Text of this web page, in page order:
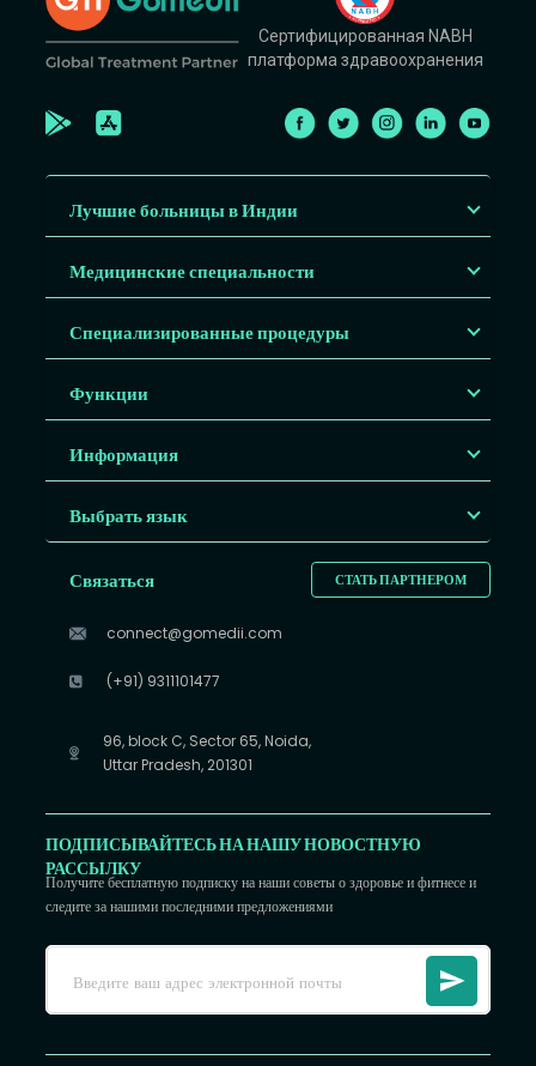
Сертифицированная NABH
платформа здравоохранения
Лучшие больницы в Индии
Медицинские специальности
Специализированные процедуры
Функции
Информация
Выбрать язык
СТАТЬ ПАРТНЕРОМ
Связаться
connect@gomedii.com
(+91) 9311101477
96, block C, Sector 65, Noida,
Uttar Pradesh, 201301
ПОДПИСЫВАЙТЕСЬ НА НАШУ НОВОСТНУЮ
РАССЫЛКУ
Получите бесплатную подписку на наши советы о здоровье и фитнесе и
следите за нашими последними предложениями